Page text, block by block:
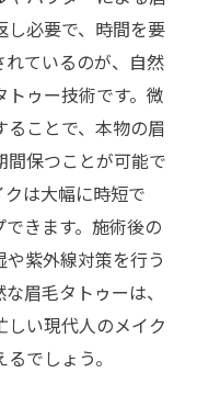
化する自然な眉
し必要で、時間を要
ているのが、自然
ゥー技術です。微
ことで、本物の眉
保つことが可能で
は大幅に時短で
きます。施術後の
紫外線対策を行う
眉毛タトゥーは、
い現代人のメイク
でしょう。